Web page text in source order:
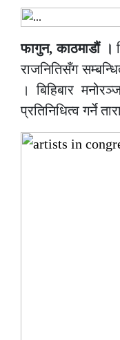
फागुन, काठमाडौं ।
राजनितिसँग
। बिहिबार
प्रतिनिधित्व गर्ने